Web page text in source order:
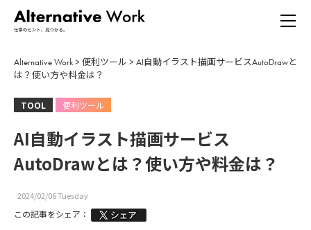
Alternative Work> 便利ツール > AI自動イラスト描画サービスAutoDrawと
は？使い方や料金は？
TOOL 便利ツール
AI自動イラスト描画サービス
AutoDrawとは？使い方や料金は？
2024/02/06 Tuesday
この記事をシェア：